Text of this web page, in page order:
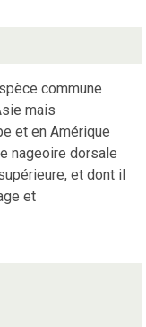
commune
mais
et en Amérique
nageoire dorsale
et dont il
et